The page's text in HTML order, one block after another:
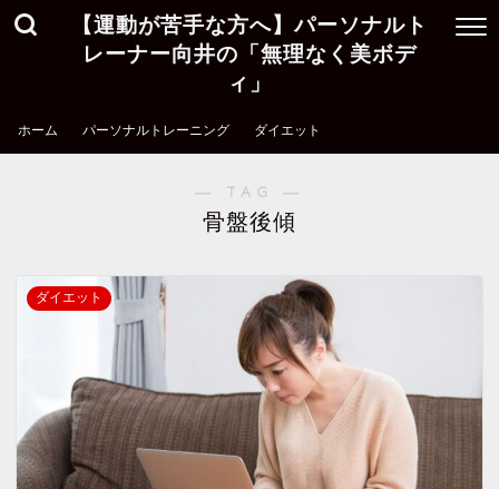
【運動が苦手な方へ】パーソナルト
レーナー向井の「無理なく美ボデ
ィ」
ホーム パーソナルトレーニング ダイエット
― TAG ―
骨盤後傾
ダイエット